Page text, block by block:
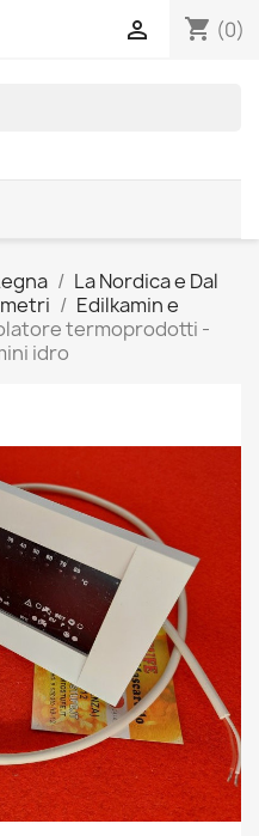
shopping_cart (0)

La Nordica e Dal
Edilkamin e
termoprodotti -
idro